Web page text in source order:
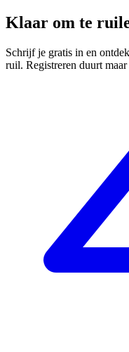
Klaar om te
Schrijf je gratis in en
ruil. Registreren duurt